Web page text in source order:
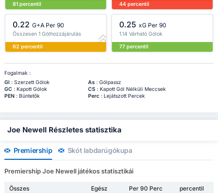
81 percentil
44 percentil
0.22 G+A Per 90
Összesen 1 Gólhozzájárulás
62 percentil
0.25 xG Per 90
1.14 Várható Gólok
77 percentil
Fogalmak :
Gl : Szerzett Gólok As: Gólpassz
GC : Kapott Gólok CS: Kapott Gól Nélküli Meccsek
PEN: Büntetők Perc: Lejátszott Percek
Joe Newell Részletes statisztika
Premiership Skót labdarúgókupa
Premiership Joe Newell játékos statisztikái
Összes Egész Per 90 Perc
percentil